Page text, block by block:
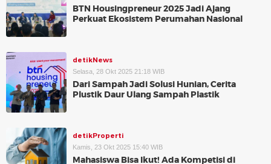
BTN Housingpreneur 2025 Jadi Ajang
Perkuat Ekosistem Perumahan Nasional
detikNews
Selasa, 28 Okt 2025 21:18 WIB
Dari Sampah Jadi Solusi Hunian, Cerita
Plustik Daur Ulang Sampah Plastik
detikProperti
Kamis, 23 Okt 2025 15:40 WIB
Mahasiswa Bisa Ikut! Ada Kompetisi di